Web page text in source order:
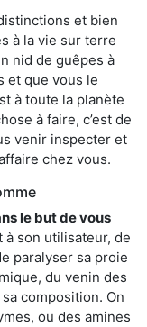
et bien
à la vie sur terre
nid de guêpes à
et que vous le
à toute la planète
à faire, c’est de
venir inspecter et
chez vous.
le but de vous
à son utilisateur, de
paralyser sa proie
du venin des
composition. On
ou des amines